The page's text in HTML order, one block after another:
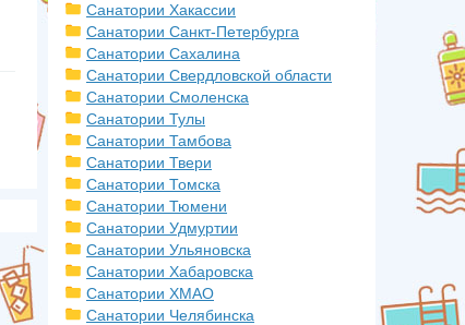
Санатории Хакассии
Санатории Санкт-Петербурга
Санатории Сахалина
Санатории Свердловской области
Санатории Смоленска
Санатории Тулы
Санатории Тамбова
Санатории Твери
Санатории Томска
Санатории Тюмени
Санатории Удмуртии
Санатории Ульяновска
Санатории Хабаровска
Санатории ХМАО
Санатории Челябинска